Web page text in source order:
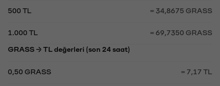
500 TL = 34,8675 GRASS
1.000 TL = 69,7350 GRASS
GRASS → TL değerleri (son 24 saat)
0,50 GRASS = 7,17 TL